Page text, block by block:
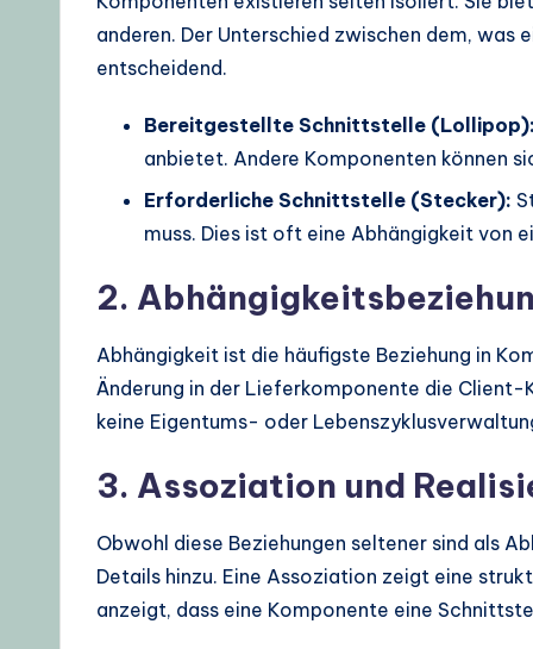
anderen. Der Unterschied zwischen dem,
entscheidend.
Bereitgestellte Schnittstelle (Lollipop):
anbietet. Andere Komponenten können
Erforderliche Schnittstelle (Stecker):
muss. Dies ist oft eine Abhängigkeit von
2.
Abhängigkeit ist die häufigste Beziehung in
Änderung in der Lieferkomponente die
keine Eigentums- oder
3. Assoziation und
Obwohl diese Beziehungen seltener sind als
Details hinzu. Eine Assoziation zeigt eine
anzeigt, dass eine Komponente eine